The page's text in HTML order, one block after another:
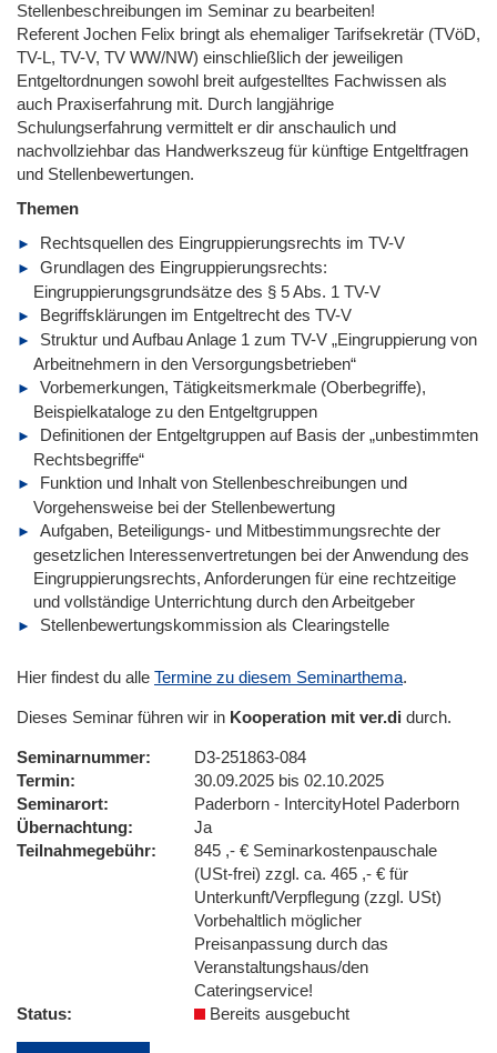
Stellenbeschreibungen im Seminar zu bearbeiten!
Referent Jochen Felix bringt als ehemaliger Tarifsekretär (TVöD,
TV-L, TV-V, TV WW/NW) einschließlich der jeweiligen
Entgeltordnungen sowohl breit aufgestelltes Fachwissen als
auch Praxiserfahrung mit. Durch langjährige
Schulungserfahrung vermittelt er dir anschaulich und
nachvollziehbar das Handwerkszeug für künftige Entgeltfragen
und Stellenbewertungen.
Themen
Rechtsquellen des Eingruppierungsrechts im TV-V
Grundlagen des Eingruppierungsrechts:
Eingruppierungsgrundsätze des § 5 Abs. 1 TV-V
Begriffsklärungen im Entgeltrecht des TV-V
Struktur und Aufbau Anlage 1 zum TV-V „Eingruppierung von
Arbeitnehmern in den Versorgungsbetrieben“
Vorbemerkungen, Tätigkeitsmerkmale (Oberbegriffe),
Beispielkataloge zu den Entgeltgruppen
Definitionen der Entgeltgruppen auf Basis der „unbestimmten
Rechtsbegriffe“
Funktion und Inhalt von Stellenbeschreibungen und
Vorgehensweise bei der Stellenbewertung
Aufgaben, Beteiligungs- und Mitbestimmungsrechte der
gesetzlichen Interessenvertretungen bei der Anwendung des
Eingruppierungsrechts, Anforderungen für eine rechtzeitige
und vollständige Unterrichtung durch den Arbeitgeber
Stellenbewertungskommission als Clearingstelle
Hier findest du alle Termine zu diesem Seminarthema.
Dieses Seminar führen wir in Kooperation mit ver.di durch.
Seminarnummer
D3-251863-084
Termin
30.09.2025 bis 02.10.2025
Seminarort
Paderborn - IntercityHotel Paderborn
Übernachtung
Ja
Teilnahmegebühr
845 ,- € Seminarkostenpauschale
(USt-frei) zzgl. ca. 465 ,- € für
Unterkunft/Verpflegung (zzgl. USt)
Vorbehaltlich möglicher
Preisanpassung durch das
Veranstaltungshaus/den
Cateringservice!
Status
Bereits ausgebucht